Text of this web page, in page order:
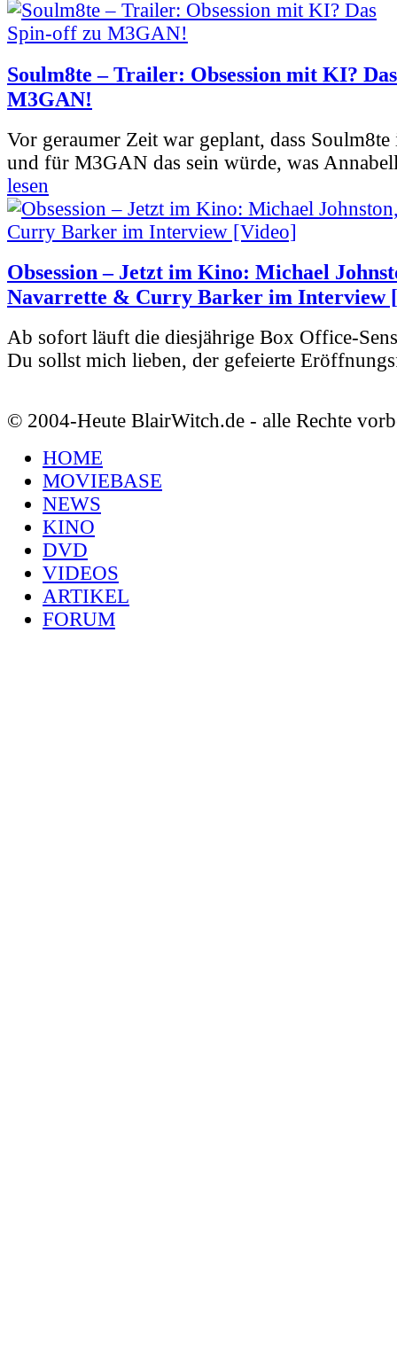
Soulm8te – Trailer: Obsession mit KI?
M3GAN!
Vor geraumer Zeit war geplant, dass
und für M3GAN das sein würde, was
lesen
Obsession – Jetzt im Kino: Michael
Navarrette & Curry Barker im Interview
Ab sofort läuft die diesjährige Box Office-
Du sollst mich lieben, der gefeierte
© 2004-Heute BlairWitch.de - alle Rechte
HOME
MOVIEBASE
NEWS
KINO
DVD
VIDEOS
ARTIKEL
FORUM